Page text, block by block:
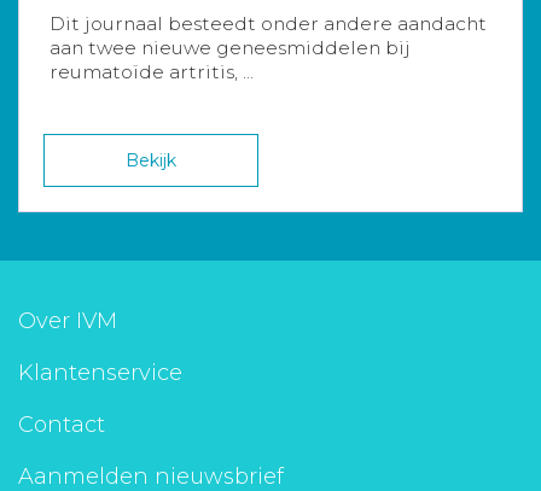
Dit journaal besteedt onder andere aandacht
aan twee nieuwe geneesmiddelen bij
reumatoïde artritis, ...
Bekijk
Over IVM
Klantenservice
Contact
Aanmelden nieuwsbrief